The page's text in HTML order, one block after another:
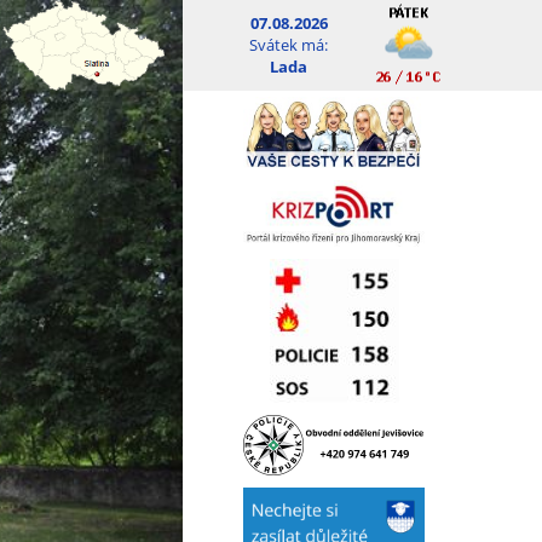
07.08.2026
Svátek má:
Lada